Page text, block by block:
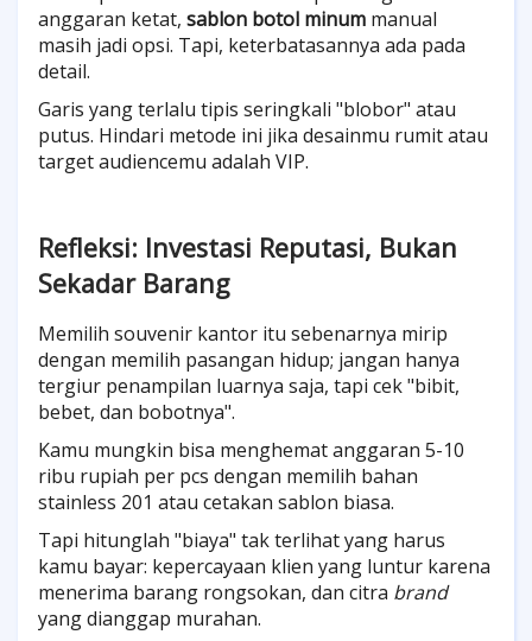
anggaran ketat, sablon botol minum manual
masih jadi opsi. Tapi, keterbatasannya ada pada
detail.
Garis yang terlalu tipis seringkali "blobor" atau
putus. Hindari metode ini jika desainmu rumit atau
target audiencemu adalah VIP.
Refleksi: Investasi Reputasi, Bukan
Sekadar Barang
Memilih souvenir kantor itu sebenarnya mirip
dengan memilih pasangan hidup; jangan hanya
tergiur penampilan luarnya saja, tapi cek "bibit,
bebet, dan bobotnya".
Kamu mungkin bisa menghemat anggaran 5-10
ribu rupiah per pcs dengan memilih bahan
stainless 201 atau cetakan sablon biasa.
Tapi hitunglah "biaya" tak terlihat yang harus
kamu bayar: kepercayaan klien yang luntur karena
menerima barang rongsokan, dan citra brand
yang dianggap murahan.